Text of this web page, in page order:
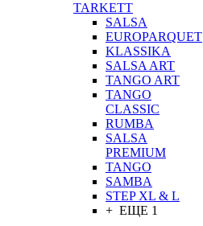
TARKETT
SALSA
EUROPARQUET
KLASSIKA
SALSA ART
TANGO ART
TANGO
CLASSIC
RUMBA
SALSA
PREMIUM
TANGO
SAMBA
STEP XL & L
+ ЕЩЕ 1